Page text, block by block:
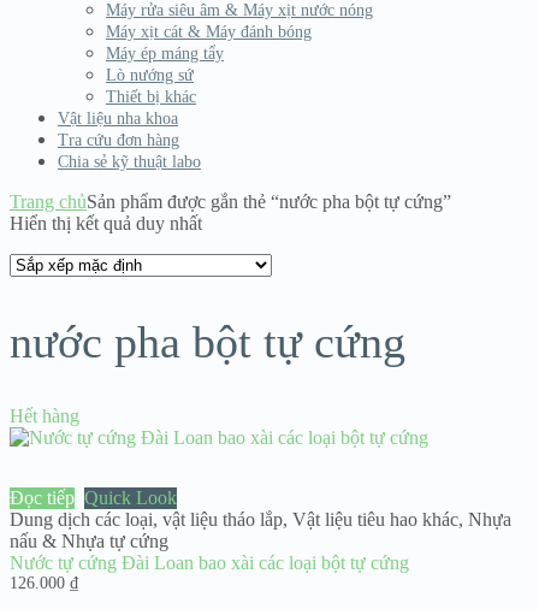
Máy rửa siêu âm & Máy xịt nước nóng
Máy xịt cát & Máy đánh bóng
Máy ép máng tẩy
Lò nướng sứ
Thiết bị khác
Vật liệu nha khoa
Tra cứu đơn hàng
Chia sẻ kỹ thuật labo
Trang chủSản phẩm được gắn thẻ “nước pha bột tự cứng”
Hiển thị kết quả duy nhất
nước pha bột tự cứng
Hết hàng
Đọc tiếp Quick Look
Dung dịch các loại, vật liệu tháo lắp, Vật liệu tiêu hao khác, Nhựa
nấu & Nhựa tự cứng
Nước tự cứng Đài Loan bao xài các loại bột tự cứng
126.000 ₫